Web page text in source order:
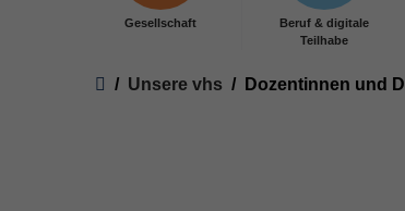
Gesellschaft
Beruf & digitale
Teilhabe
Unsere vhs Dozentinnen und